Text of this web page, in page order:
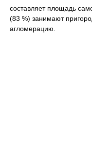
составляет площадь
(83 %) занимают
агломерацию.